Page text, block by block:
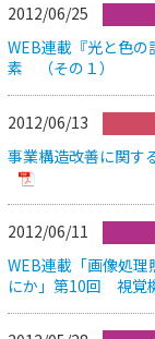
2012/06/25
WEB連載『光と色
素 （その１）
2012/06/13
事業構造改善に関す
2012/06/11
WEB連載「画像処
にか」第10回 視覚